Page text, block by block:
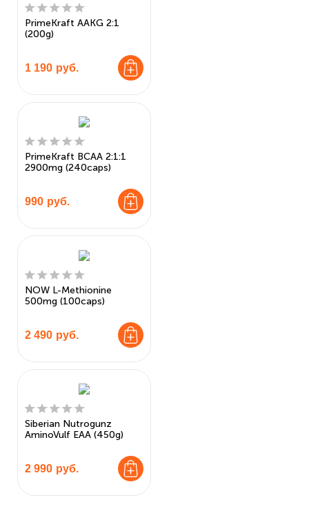
PrimeKraft AAKG 2:1
(200g)
1 190 руб.
PrimeKraft BCAA 2:1:1
2900mg (240caps)
990 руб.
NOW L-Methionine
500mg (100caps)
2 490 руб.
Siberian Nutrogunz
AminoVulf EAA (450g)
2 990 руб.